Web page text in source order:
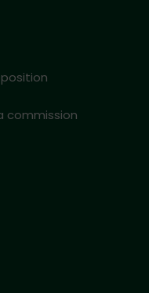
commission